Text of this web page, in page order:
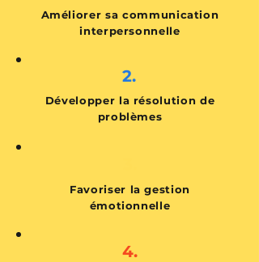
Améliorer sa communication
interpersonnelle
2.
Développer la résolution de
problèmes
Favoriser la gestion
émotionnelle
4.